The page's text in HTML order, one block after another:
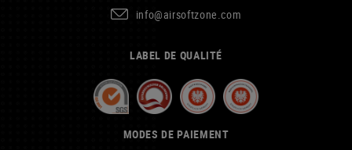
info@airsoftzone.com
LABEL DE QUALITÉ
MODES DE PAIEMENT